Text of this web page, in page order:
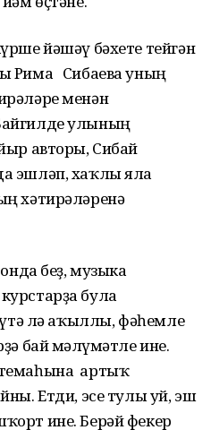
йәшәү бәхете тейгән
Рима Сибаева уның
менән
улының
авторы, Сибай
эшләп, хаҡлы ялға
хәтирәләренә
беҙ, музыка
була
үтә лә аҡыллы, фәһемле
бай мәғлүмәтле ине.
артыҡ
Етди, эсе тулы уй, эш
ине. Берәй фекер